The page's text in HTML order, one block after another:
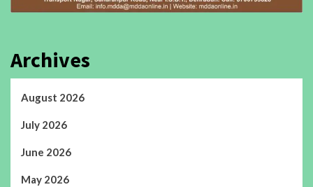
Archives
August 2026
July 2026
June 2026
May 2026